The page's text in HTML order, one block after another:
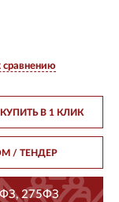
КУПИТЬ В 1 КЛИК
/ ТЕНДЕР
275ФЗ